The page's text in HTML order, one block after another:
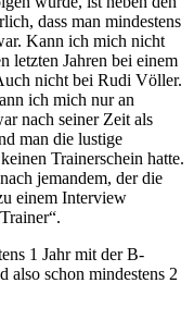
dass man mindestens
Kann ich mich nicht
letzten Jahren bei einem
nicht bei Rudi Völler.
ich mich nur an
nach seiner Zeit als
man die lustige
Trainerschein hatte.
jemandem, der die
einem Interview
1 Jahr mit der B-
also schon mindestens 2